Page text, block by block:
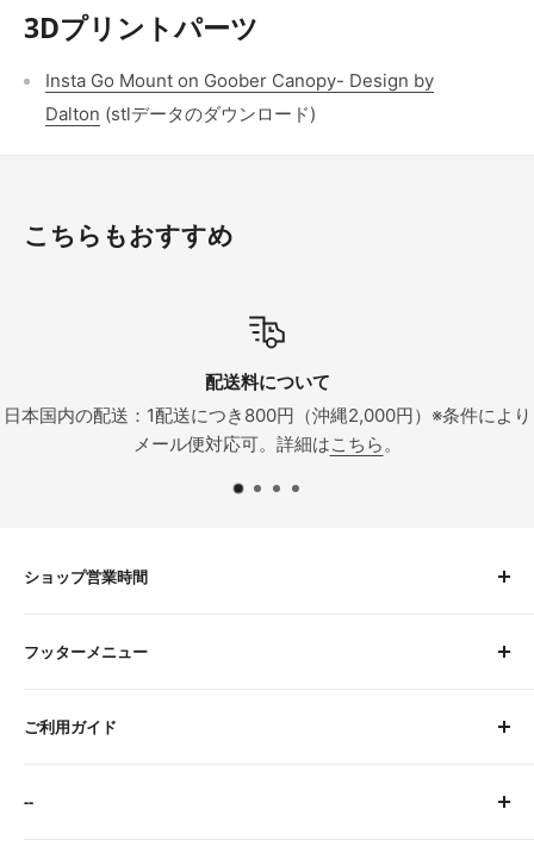
3Dプリントパーツ
Insta Go Mount on Goober Canopy- Design by
Dalton (stlデータのダウンロード)
こちらもおすすめ
沖縄2,000円）※条件により 在庫品は決済完了後３営業日以内
ショップ営業時間
土曜 9:00〜12:00
※臨時休業日等はトップページにてご案内します。
フッターメニュー
お問い合わせ
ご利用ガイド
ご注文・お支払いについて
--